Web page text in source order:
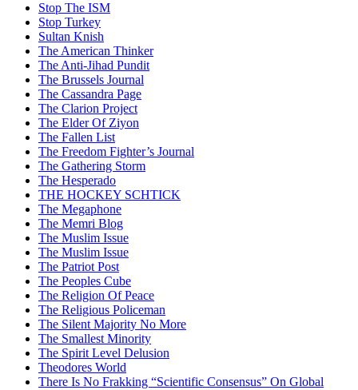
Stop The ISM
Stop Turkey
Sultan Knish
The American Thinker
The Anti-Jihad Pundit
The Brussels Journal
The Cassandra Page
The Clarion Project
The Elder Of Ziyon
The Fallen List
The Freedom Fighter’s Journal
The Gathering Storm
The Hesperado
THE HOCKEY SCHTICK
The Megaphone
The Memri Blog
The Muslim Issue
The Muslim Issue
The Patriot Post
The Peoples Cube
The Religion Of Peace
The Religious Policeman
The Silent Majority No More
The Smallest Minority
The Spirit Level Delusion
Theodores World
There Is No Frakking “Scientific Consensus” On Global